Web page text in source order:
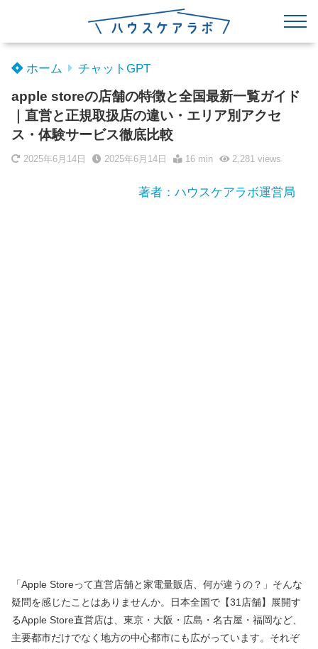
ホーム チャットGPT
apple storeの店舗の特徴と全国最新一覧ガイド
｜直営と正規取扱店の違い・エリア別アクセ
ス・体験サービス徹底比較
2025年6月14日 2025年6月14日 16 min 2,281views
著者：ハウスケアラボ運営局
「Apple Storeって直営店舗と家電量販店、何が違うの？」そんな
疑問を感じたことはありませんか。日本全国で【31店舗】展開す
るApple Store直営店は、東京・大阪・広島・名古屋・福岡など、
主要都市だけでなく地方の中心都市にも広がっています。それぞ